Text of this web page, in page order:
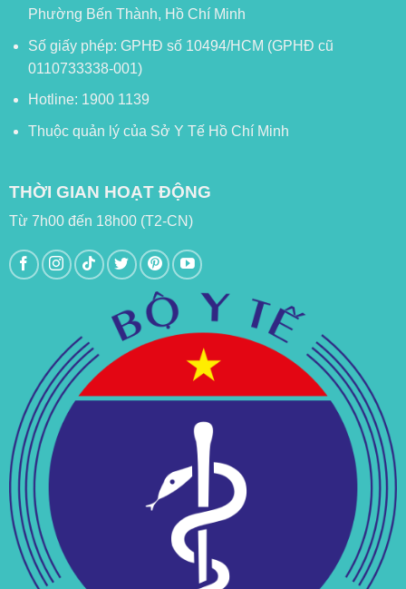
Phường Bến Thành, Hồ Chí Minh
Số giấy phép: GPHĐ số 10494/HCM (GPHĐ cũ
0110733338-001)
Hotline: 1900 1139
Thuộc quản lý của Sở Y Tế Hồ Chí Minh
THỜI GIAN HOẠT ĐỘNG
Từ 7h00 đến 18h00 (T2-CN)